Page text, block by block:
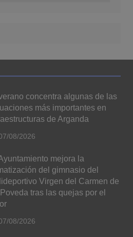
concentra algunas de las
más importantes en
de Arganda
08/2026
mejora la
del gimnasio del
Virgen del Carmen de
Poveda tras las quejas por el
08/2026